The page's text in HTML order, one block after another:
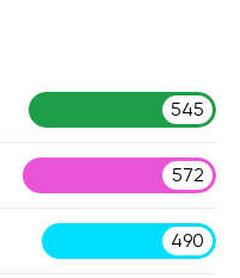
545
572
490